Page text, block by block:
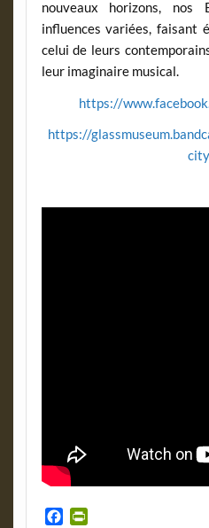
nouveaux horizons, nos
influences variées, faisant
celui de leurs
leur imaginaire musical.
https://
https://
city